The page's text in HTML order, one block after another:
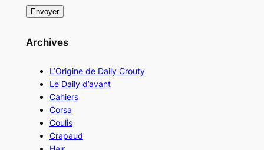
Archives
L’Origine de Daily Crouty
Le Daily d’avant
Cahiers
Corsa
Coulis
Crapaud